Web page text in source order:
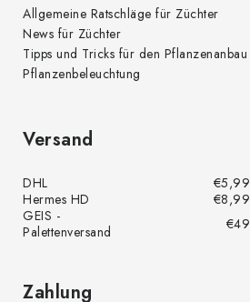
Allgemeine Ratschläge für Züchter
News für Züchter
Tipps und Tricks für den Pflanzenanbau
Pflanzenbeleuchtung
Versand
DHL
€5,99
Hermes HD
€8,99
GEIS -
Palettenversand
€49
Zahlung